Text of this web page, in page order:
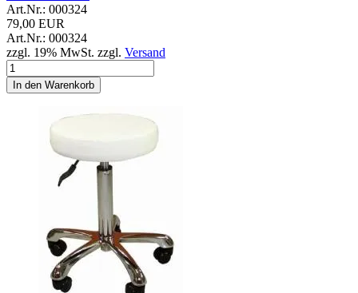
Art.Nr.: 000324
79,00 EUR
Art.Nr.: 000324
zzgl. 19% MwSt. zzgl. Versand
In den Warenkorb